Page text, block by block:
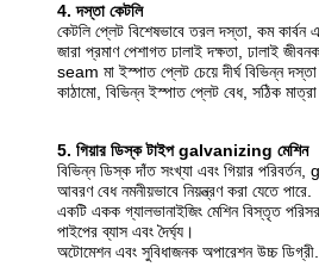
4. দস্তা কেটলি
কেটলি প্লেট বিশেষভাবে তরল দস্তা, কম কার্বন
জারা প্রমাণ পেশাগত ঢালাই দক্ষতা, ঢালাই
seam মা ইস্পাত প্লেট চেয়ে দীর্ঘ বিভিন্ন
কাঠামো, বিভিন্ন ইস্পাত প্লেট বেধ, সঠিক
5. গিয়ার ডিস্ক টাইপ galvanizing মেশিন
বিভিন্ন ডিস্ক দাঁত সংখ্যা এবং গিয়ার
আবরণ বেধ নমনীয়ভাবে নিয়ন্ত্রণ করা যেতে পারে.
একটি একক গ্যালভানাইজিং মেশিন বিস্তৃত
পাইপের ব্যাস এবং দৈর্ঘ্য।
অটোমেশন এবং সুবিধাজনক অপারেশন উচ্চ ডিগ্রী.